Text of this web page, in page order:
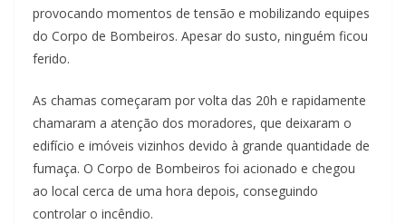
provocando momentos de tensão e mobilizando equipes
do Corpo de Bombeiros. Apesar do susto, ninguém ficou
ferido.
As chamas começaram por volta das 20h e rapidamente
chamaram a atenção dos moradores, que deixaram o
edifício e imóveis vizinhos devido à grande quantidade de
fumaça. O Corpo de Bombeiros foi acionado e chegou
ao local cerca de uma hora depois, conseguindo
controlar o incêndio.